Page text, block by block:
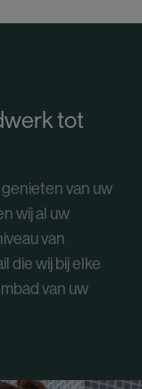
tot
van uw
wij al uw
van
die wij bij elke
van uw